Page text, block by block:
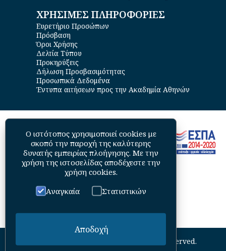
ΧΡΗΣΙΜΕΣ ΠΛΗΡΟΦΟΡΙΕΣ
Ευρετήριο Προσώπων
Πρόσβαση
Όροι Χρήσης
Δελτία Τύπου
Προκηρύξεις
Δήλωση Προσβασιμότητας
Προσωπικά Δεδομένα
Έντυπα αιτήσεων προς την Ακαδημία Αθηνών
Academy of Athens. All Rights Reserved.
Ο ιστότοπος χρησιμοποιεί cookies με
σκοπό την παροχή της καλύτερης
δυνατής εμπειρίας πλοήγησης. Με την
χρήση της ιστοσελίδας αποδέχεστε την
χρήση cookies.
Αναγκαία
Στατιστικών
Αποδοχή